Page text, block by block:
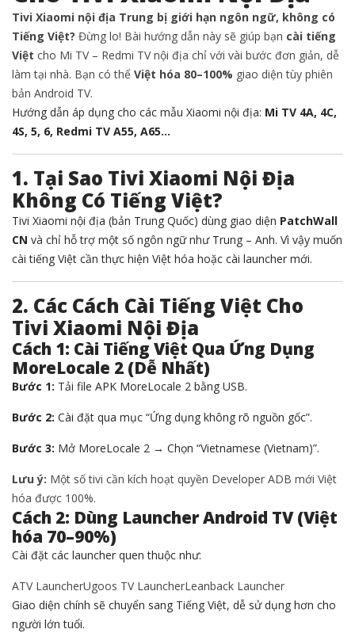
Tivi Xiaomi nội địa Trung bị giới hạn ngôn ngữ, không có
Tiếng Việt? Đừng lo! Bài hướng dẫn này sẽ giúp bạn cài tiếng
Việt cho Mi TV – Redmi TV nội địa chỉ với vài bước đơn giản, dễ
làm tại nhà. Bạn có thể Việt hóa 80–100% giao diện tùy phiên
bản Android TV.
Hướng dẫn áp dụng cho các mẫu Xiaomi nội địa: Mi TV 4A, 4C,
4S, 5, 6, Redmi TV A55, A65…
1. Tại Sao Tivi Xiaomi Nội Địa
Không Có Tiếng Việt?
Tivi Xiaomi nội địa (bản Trung Quốc) dùng giao diện PatchWall
CN và chỉ hỗ trợ một số ngôn ngữ như Trung – Anh. Vì vậy muốn
cài tiếng Việt cần thực hiện Việt hóa hoặc cài launcher mới.
2. Các Cách Cài Tiếng Việt Cho
Tivi Xiaomi Nội Địa
Cách 1: Cài Tiếng Việt Qua Ứng Dụng
MoreLocale 2 (Dễ Nhất)
Bước 1: Tải file APK MoreLocale 2 bằng USB.
Bước 2: Cài đặt qua mục “Ứng dụng không rõ nguồn gốc”.
Bước 3: Mở MoreLocale 2 → Chọn “Vietnamese (Vietnam)”.
Lưu ý: Một số tivi cần kích hoạt quyền Developer ADB mới Việt
hóa được 100%.
Cách 2: Dùng Launcher Android TV (Việt
hóa 70–90%)
Cài đặt các launcher quen thuộc như:
ATV LauncherUgoos TV LauncherLeanback Launcher
Giao diện chính sẽ chuyển sang Tiếng Việt, dễ sử dụng hơn cho
người lớn tuổi.